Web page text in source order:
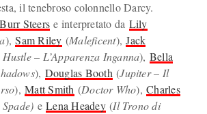
il tenebroso colonnello Darcy.
Burr Steers e interpretato da Lily
),Sam Riley (Maleficent),Jack
– L’Apparenza Inganna), Bella
), Douglas Booth (Jupiter – Il
),Matt Smith (Doctor Who),Charles
eLena Headey(Il Trono di